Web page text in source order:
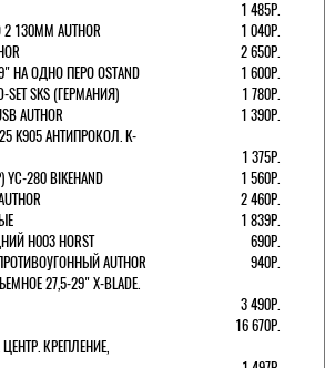
1 485Р.
130ММ AUTHOR
1 040Р.
2 650Р.
ОДНО ПЕРО OSTAND
1 600Р.
SET SKS (ГЕРМАНИЯ)
1 780Р.
AUTHOR
1 390Р.
K905 АНТИПРОКОЛ. K-
1 375Р.
280 BIKEHAND
1 560Р.
2 460Р.
1 839Р.
H003 HORST
690Р.
AUTHOR
940Р.
27,5-29" X-BLADE.
3 490Р.
16 670Р.
КРЕПЛЕНИЕ,